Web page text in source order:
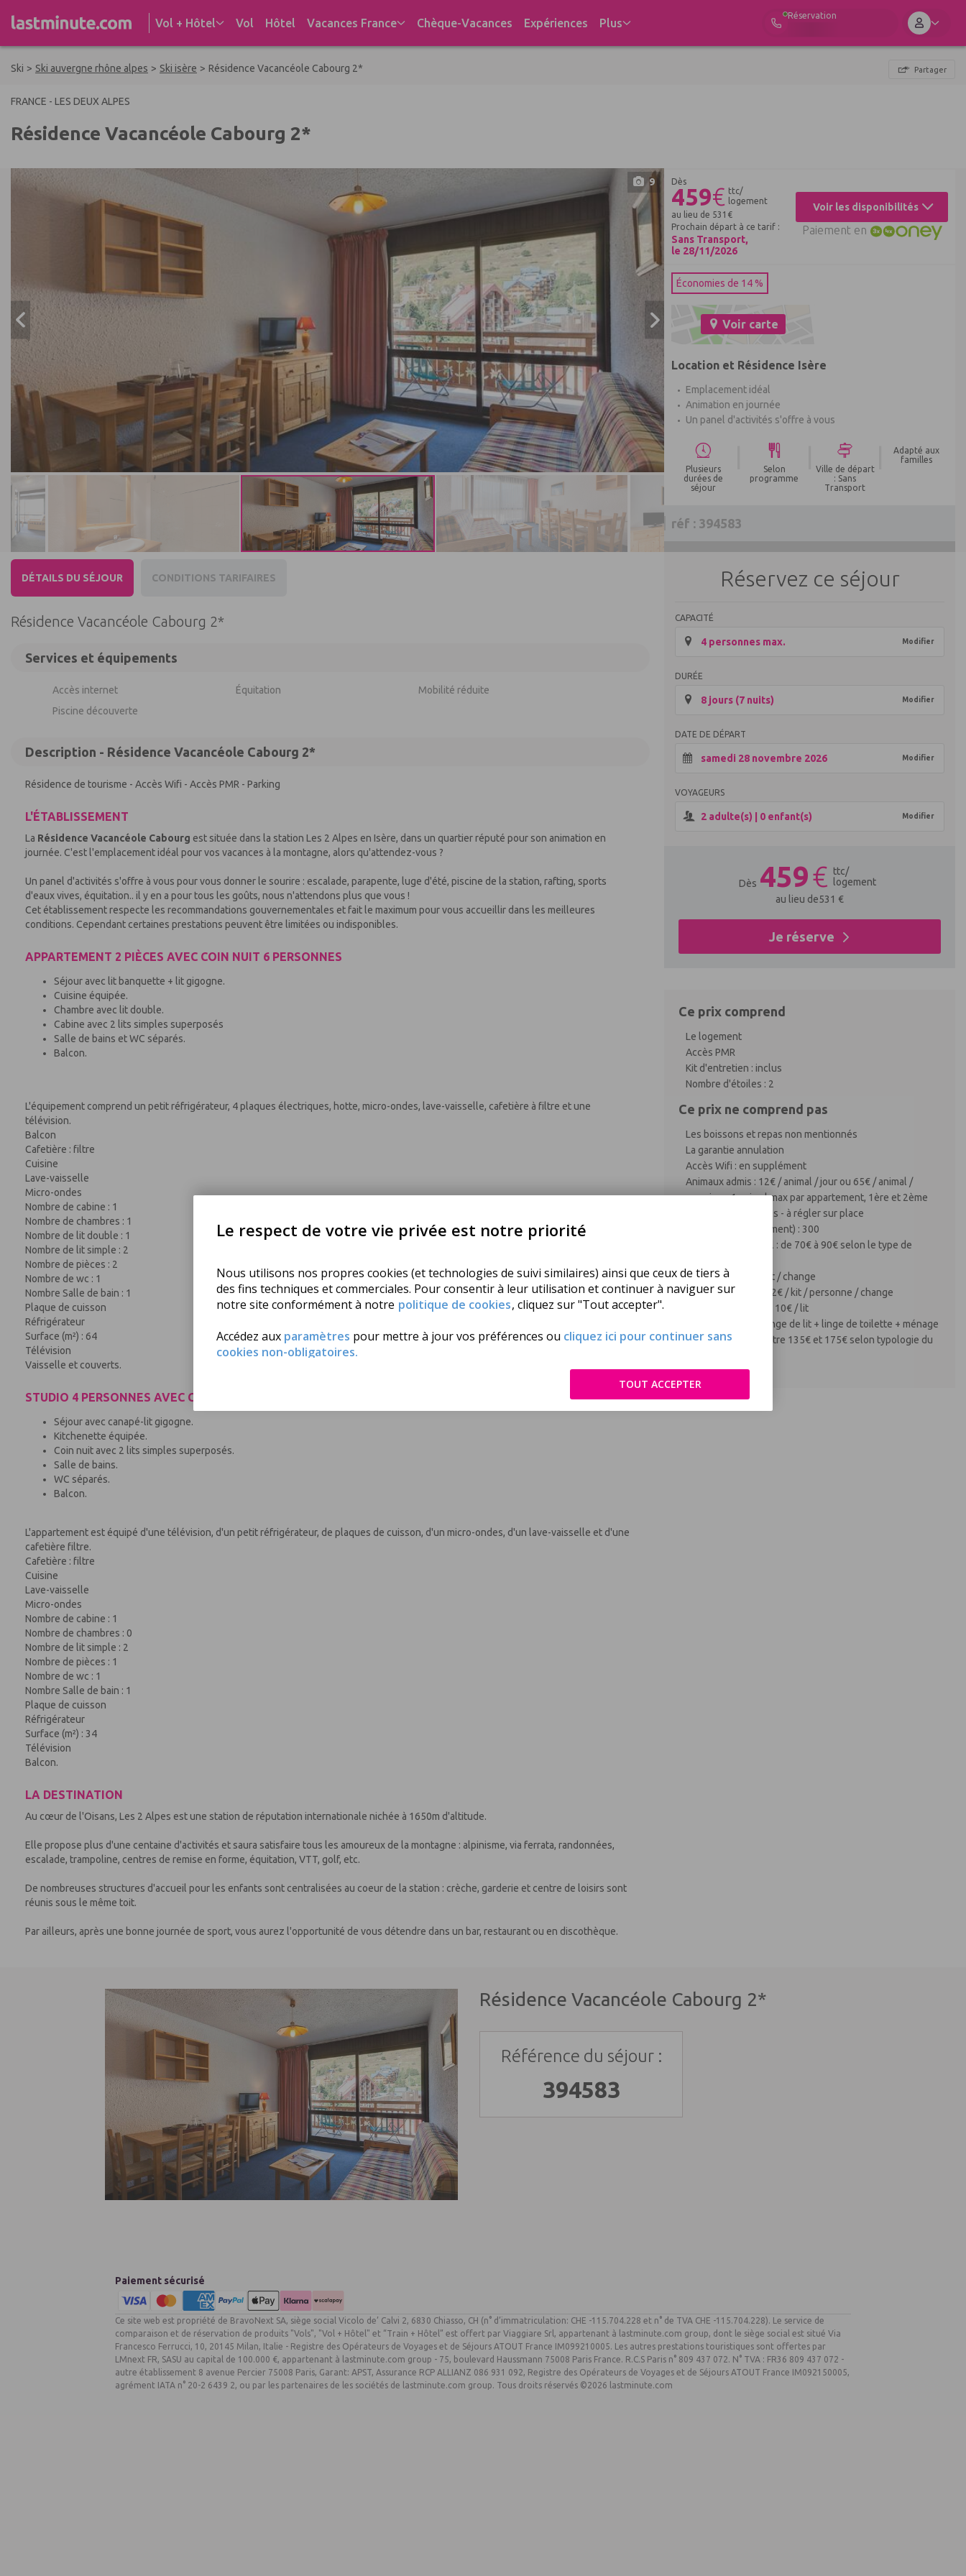
Le respect de votre vie privée est notre priorité
Nous utilisons nos propres cookies (et technologies de suivi similaires) ainsi que ceux de tiers à
des fins techniques et commerciales. Pour consentir à leur utilisation et continuer à naviguer sur
notre site conformément à notre politique de cookies, cliquez sur "Tout accepter".
Accédez aux paramètres pour mettre à jour vos préférences ou cliquez ici pour continuer sans
cookies non-obligatoires.
TOUT ACCEPTER
Vol + Hôtel Vol Hôtel Vacances France Chèque-Vacances Expériences Plus
Réservation
Ski > Ski auvergne rhône alpes > Ski isère > Résidence Vacancéole Cabourg 2*
FRANCE - LES DEUX ALPES
Résidence Vacancéole Cabourg 2*
Partager
9 Dès
459€ ttc/
logement
au lieu de 531 €
Prochain départ à ce tarif :
Sans Transport,
le 28/11/2026
Voir les disponibilités
Paiement en
Économies de 14 %
Voir carte
Location et Résidence Isère
Emplacement idéal
Animation en journée
Un panel d'activités s'offre à vous
Plusieurs
durées de
séjour
Selon
programme
Ville de départ
: Sans
Transport
Adapté aux
familles
réf : 394583
DÉTAILS DU SÉJOUR CONDITIONS TARIFAIRES
Résidence Vacancéole Cabourg 2*
Services et équipements
Accès internet Équitation
Mobilité réduite
Piscine découverte
Description - Résidence Vacancéole Cabourg 2*
Résidence de tourisme - Accès Wifi - Accès PMR - Parking
L'ÉTABLISSEMENT
La Résidence Vacancéole Cabourg est située dans la station Les 2 Alpes en Isère, dans un quartier réputé pour son animation en
journée. C'est l'emplacement idéal pour vos vacances à la montagne, alors qu'attendez-vous ?
Un panel d'activités s'offre à vous pour vous donner le sourire : escalade, parapente, luge d'été, piscine de la station, rafting, sports
d'eaux vives, équitation.. il y en a pour tous les goûts, nous n'attendons plus que vous !
Cet établissement respecte les recommandations gouvernementales et fait le maximum pour vous accueillir dans les meilleures
conditions. Cependant certaines prestations peuvent être limitées ou indisponibles.
APPARTEMENT 2 PIÈCES AVEC COIN NUIT 6 PERSONNES
Séjour avec lit banquette + lit gigogne.
Cuisine équipée.
Chambre avec lit double.
Cabine avec 2 lits simples superposés
Salle de bains et WC séparés.
Balcon.
L'équipement comprend un petit réfrigérateur, 4 plaques électriques, hotte, micro-ondes, lave-vaisselle, cafetière à filtre et une
télévision.
Balcon
Cafetière : filtre
Cuisine
Lave-vaisselle
Micro-ondes
Nombre de cabine : 1
Nombre de chambres : 1
Nombre de lit double : 1
Nombre de lit simple : 2
Nombre de pièces : 2
Nombre de wc : 1
Nombre Salle de bain : 1
Plaque de cuisson
Réfrigérateur
Surface (m²) : 64
Télévision
Vaisselle et couverts.
STUDIO 4 PERSONNES AVEC COIN NUIT
Séjour avec canapé-lit gigogne.
Kitchenette équipée.
Coin nuit avec 2 lits simples superposés.
Salle de bains.
WC séparés.
Balcon.
L'appartement est équipé d'une télévision, d'un petit réfrigérateur, de plaques de cuisson, d'un micro-ondes, d'un lave-vaisselle et d'une
cafetière filtre.
Cafetière : filtre
Cuisine
Lave-vaisselle
Micro-ondes
Nombre de cabine : 1
Nombre de chambres : 0
Nombre de lit simple : 2
Nombre de pièces : 1
Nombre de wc : 1
Nombre Salle de bain : 1
Plaque de cuisson
Réfrigérateur
Surface (m²) : 34
Télévision
Balcon.
LA DESTINATION
Au cœur de l'Oisans, Les 2 Alpes est une station de réputation internationale nichée à 1650m d'altitude.
Elle propose plus d'une centaine d'activités et saura satisfaire tous les amoureux de la montagne : alpinisme, via ferrata, randonnées,
escalade, trampoline, centres de remise en forme, équitation, VTT, golf, etc.
De nombreuses structures d'accueil pour les enfants sont centralisées au coeur de la station : crèche, garderie et centre de loisirs sont
réunis sous le même toit.
Par ailleurs, après une bonne journée de sport, vous aurez l'opportunité de vous détendre dans un bar, restaurant ou en discothèque.
Réservez ce séjour
CAPACITÉ
4 personnes max. Modifier
DURÉE
8 jours (7 nuits) Modifier
DATE DE DÉPART
samedi 28 novembre 2026 Modifier
VOYAGEURS
2 adulte(s) | 0 enfant(s) Modifier
Dès 459€ ttc/
logement
au lieu de531 €
Je réserve
Ce prix comprend
Le logement
Accès PMR
Kit d'entretien : inclus
Nombre d'étoiles : 2
Ce prix ne comprend pas
Les boissons et repas non mentionnés
La garantie annulation
Accès Wifi : en supplément
Animaux admis : 12€ / animal / jour ou 65€ / animal /
semaine - 1 animal max par appartement, 1ère et 2ème
catégories interdites - à régler sur place
Caution (en supplement) : 300
Forfait ménage final : de 70€ à 90€ selon le type de
Linge de lit : 16€ / lit / change
Linge de toilette : 12€ / kit / personne / change
Lits faits à l'arrivée : 10€ / lit
Service prestige : linge de lit + linge de toilette + ménage
de fin de séjour : entre 135€ et 175€ selon typologie du
Résidence Vacancéole Cabourg 2*
Référence du séjour :
394583
Paiement sécurisé
Ce site web est propriété de BravoNext SA, siège social Vicolo de’ Calvi 2, 6830 Chiasso, CH (n° d’immatriculation: CHE -115.704.228 et n° de TVA CHE -115.704.228). Le service de
comparaison et de réservation de produits "Vols", "Vol + Hôtel" et “Train + Hôtel” est offert par Viaggiare Srl, appartenant à lastminute.com group, dont le siège social est situé Via
Francesco Ferrucci, 10, 20145 Milan, Italie - Registre des Opérateurs de Voyages et de Séjours ATOUT France IM099210005. Les autres prestations touristiques sont offertes par
LMnext FR, SASU au capital de 100.000 €, appartenant à lastminute.com group - 75, boulevard Haussmann 75008 Paris France. R.C.S Paris n° 809 437 072. N° TVA : FR36 809 437 072 -
autre établissement 8 avenue Percier 75008 Paris, Garant: APST, Assurance RCP ALLIANZ 086 931 092, Registre des Opérateurs de Voyages et de Séjours ATOUT France IM092150005,
agrément IATA n° 20-2 6439 2, ou par les partenaires de les sociétés de lastminute.com group. Tous droits réservés ©2026 lastminute.com